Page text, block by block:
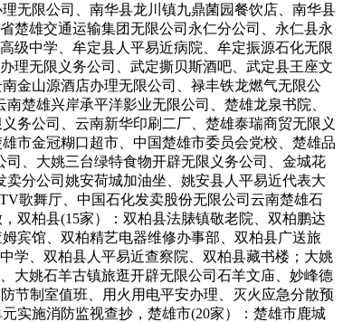
无限公司、南华县龙川镇九鼎菌园餐饮店、南华县
楚雄交通运输集团无限公司永仁分公司、永仁县永
级中学、牟定县人平易近病院、牟定振源石化无限
理无限义务公司、武定撕贝斯酒吧、武定县王座文
金山源酒店办理无限公司、禄丰铁龙燃气无限公
楚雄兴岸承平洋影业无限公司、楚雄龙泉书院、
务公司、云南新华印刷二厂、楚雄泰瑞商贸无限义
市金冠糊口超市、中国楚雄市委员会党校、楚雄品
、大姚三台绿特食物开辟无限义务公司、金城花
分公司姚安荷城加油坐、姚安县人平易近代表大
歌舞厅、中国石化发卖股份无限公司云南楚雄石
双柏县(15家）：双柏县法脿镇敬老院、双柏鹏达
宾馆、双柏精艺电器维修办事部、双柏县广送旅
学、双柏县人平易近查察院、双柏县藏书楼；大姚
大姚石羊古镇旅逛开辟无限公司石羊文庙、妙峰德
节制室值班、用火用电平安办理、灭火应急分散预
实施消防监视查抄，楚雄市(20家）：楚雄市鹿城